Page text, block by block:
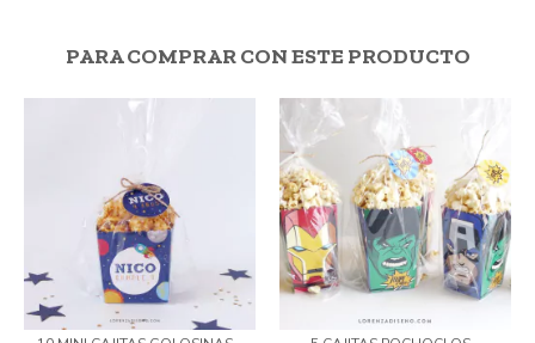
PARA COMPRAR CON ESTE PRODUCTO